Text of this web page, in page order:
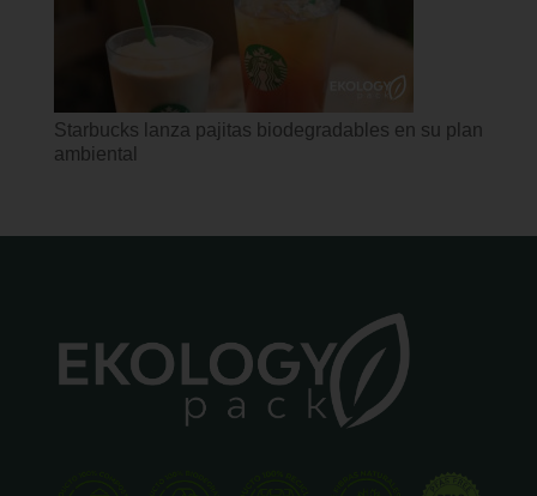
Starbucks lanza pajitas biodegradables en su plan
ambiental